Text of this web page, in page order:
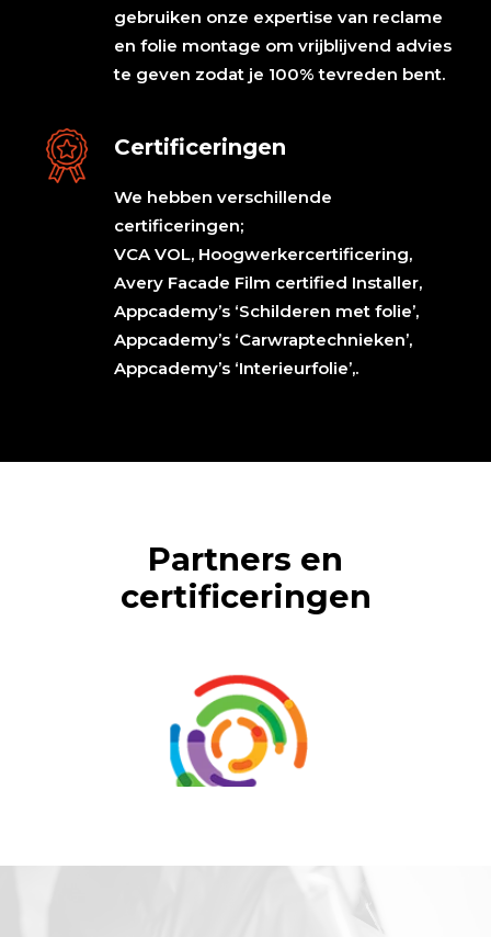
gebruiken onze expertise van reclame
en folie montage om vrijblijvend advies
te geven zodat je 100% tevreden bent.
Certificeringen
We hebben verschillende
certificeringen;
VCA VOL, Hoogwerkercertificering,
Avery Facade Film certified Installer,
Appcademy’s ‘Schilderen met folie’,
Appcademy’s ‘Carwraptechnieken’,
Appcademy’s ‘Interieurfolie’,.
Partners en
certificeringen